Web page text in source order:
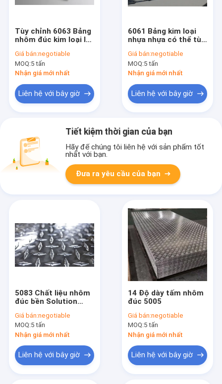
Tùy chỉnh 6063 Bảng
nhôm đúc kim loại In
Giá bán:negotiable
MOQ:5 tấn
Nhận giá mới nhất
Liên hệ với bây giờ
6061 Bảng kim loại
nhựa nhựa có thể tùy
Giá bán:negotiable
MOQ:5 tấn
Nhận giá mới nhất
Liên hệ với bây giờ
Tiết kiệm thời gian của bạn
Hãy để chúng tôi liên hệ với sản phẩm tốt
nhất với bạn.
Đưa ra yêu cầu của bạn
5083 Chất liệu nhôm
đúc bền Solution
nghiệp
Giá bán:negotiable
MOQ:5 tấn
Nhận giá mới nhất
Liên hệ với bây giờ
14 Độ dày tấm nhôm
đúc 5005
Giá bán:negotiable
MOQ:5 tấn
Nhận giá mới nhất
Liên hệ với bây giờ